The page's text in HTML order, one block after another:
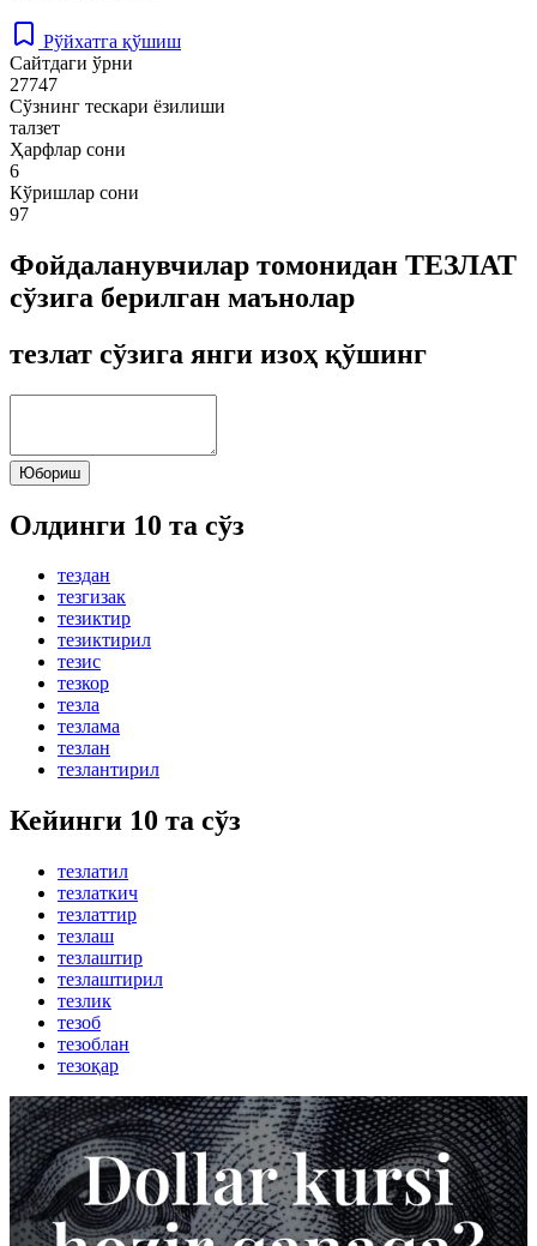
Рўйхатга қўшиш
Сайтдаги ўрни
27747
Сўзнинг тескари ёзилиши
талзет
Ҳарфлар сони
6
Кўришлар сони
97
Фойдаланувчилар томонидан ТЕЗЛАТ
сўзига берилган маънолар
тезлат сўзига янги изоҳ қўшинг
Юбориш
Олдинги 10 та сўз
тездан
тезгизак
тезиктир
тезиктирил
тезис
тезкор
тезла
тезлама
тезлан
тезлантирил
Кейинги 10 та сўз
тезлатил
тезлаткич
тезлаттир
тезлаш
тезлаштир
тезлаштирил
тезлик
тезоб
тезоблан
тезоқар